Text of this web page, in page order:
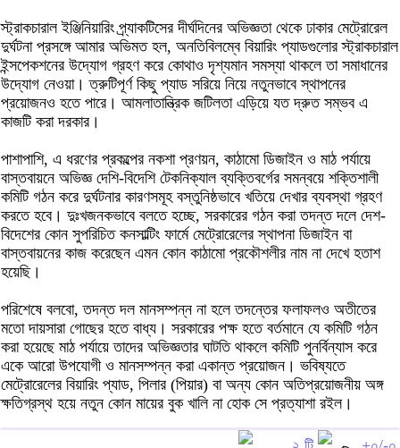
স্ট্রাকচারাল ইঞ্জিনিয়ারিং প্র্যাকটিসের দীর্ঘদিনের অভিজ্ঞতা থেকে ঢাকার মেট্রোরেল
দুর্ঘটনা প্রসঙ্গে আমার অভিমত হল, অনতিবিলম্বে বিয়ারিং প্যাডগুলোর স্ট্রাকচারাল
ইন্সপেকশনের উদ্যোগ গ্রহণ করে কোথাও দৃশ্যমান সমস্যা থাকলে তা সমাধানের
উদ্যোগ নেওয়া। ত্রুটিপূর্ণ কিছু প্যাড সরিয়ে নিয়ে নতুনভাবে স্থাপনের
প্রয়োজনও হতে পারে। আমলাতান্ত্রিক জটিলতা এড়িয়ে যত দ্রুত সম্ভব এ
কাজটি করা দরকার।
পাশাপাশি, এ ধরণের প্রকল্পের নকশা প্রণয়ন, কাঠামো ডিজাইন ও মাঠ পর্যায়ে
বাস্তবায়নে অভিজ্ঞ দেশি-বিদেশি টেকনিক্যাল ব্যক্তিবর্গের সমন্বয়ে শক্তিশালী
কমিটি গঠন করে দুর্ঘটনার কারণসমূহ বস্তুনিষ্ঠভাবে খতিয়ে দেখার ব্যবস্থা গ্রহণ
করতে হবে। দুঃখজনকভাবে বলতে হচ্ছে, সরকারের গঠন করা তদন্ত দলে দেশ-
বিদেশের কোন সুপরিচিত কনসাল্টিং ফার্মে মেট্রোরেলের স্থাপনা ডিজাইন বা
বাস্তবায়নের কাজ করেছেন এমন কোন কাঠামো প্রকৌশলীর নাম না দেখে হতাশ
হয়েছি।
পরিশেষে বলবো, তদন্ত দল মানসম্পন্ন না হলে তদন্তের ফলাফলও অতীতের
মতো দায়সারা গোছের হতে বাধ্য। সরকারের পক্ষ হতে বর্তমানে যে কমিটি গঠন
করা হয়েছে মাঠ পর্যায়ে তাদের অভিজ্ঞতার ঘাটতি থাকলে কমিটি পুনর্বিন্যাস করে
একে আরো উপযোগী ও মানসম্পন্ন করা একান্ত প্রয়োজন। ভবিষ্যতে
মেট্রোরেলের বিয়ারিং প্যাড, পিলার (পিয়ার) বা অন্য কোন অতিপ্রয়োজনীয় অঙ্গ
ক্ষতিগ্রস্থ হয়ে নতুন কোন মায়ের বুক খালি না হোক সে প্রত্যাশা রইল।